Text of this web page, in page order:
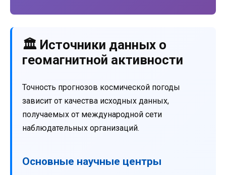
🏛️ Источники данных о
геомагнитной активности
Точность прогнозов космической погоды
зависит от качества исходных данных,
получаемых от международной сети
наблюдательных организаций.
Основные научные центры